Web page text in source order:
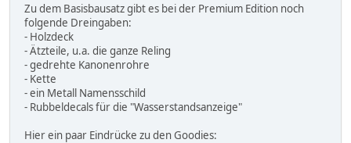
Zu dem Basisbausatz gibt es bei der Premium Edition noch
folgende Dreingaben:
- Holzdeck
- Ätzteile, u.a. die ganze Reling
- gedrehte Kanonenrohre
- Kette
- ein Metall Namensschild
- Rubbeldecals für die "Wasserstandsanzeige"
Hier ein paar Eindrücke zu den Goodies: